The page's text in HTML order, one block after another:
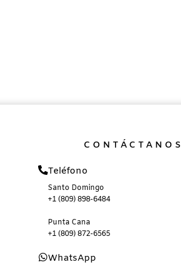
CONTÁCTANOS
Teléfono
Santo Domingo
+1 (809) 898-6484
Punta Cana
+1 (809) 872-6565
WhatsApp